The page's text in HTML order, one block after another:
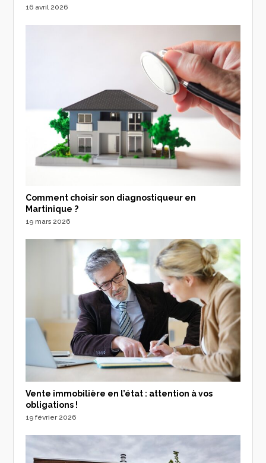
16 avril 2026
Comment choisir son diagnostiqueur en
Martinique ?
19 mars 2026
Vente immobilière en l’état : attention à vos
obligations !
19 février 2026